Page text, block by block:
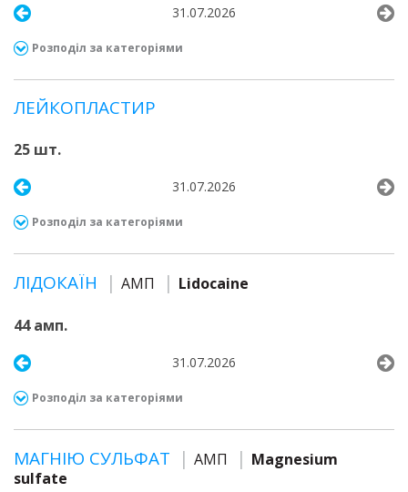
31.07.2026
Розподіл за категоріями
ЛЕЙКОПЛАСТИР
25 шт.
31.07.2026
Розподіл за категоріями
ЛІДОКАЇН АМП Lidocaine
44 амп.
31.07.2026
Розподіл за категоріями
МАГНІЮ СУЛЬФАТ АМП
Magnesium
sulfate